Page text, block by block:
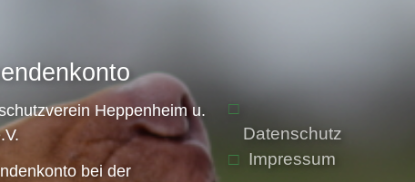
Heppenheim u.
bei der
Datenschutz
Impressum